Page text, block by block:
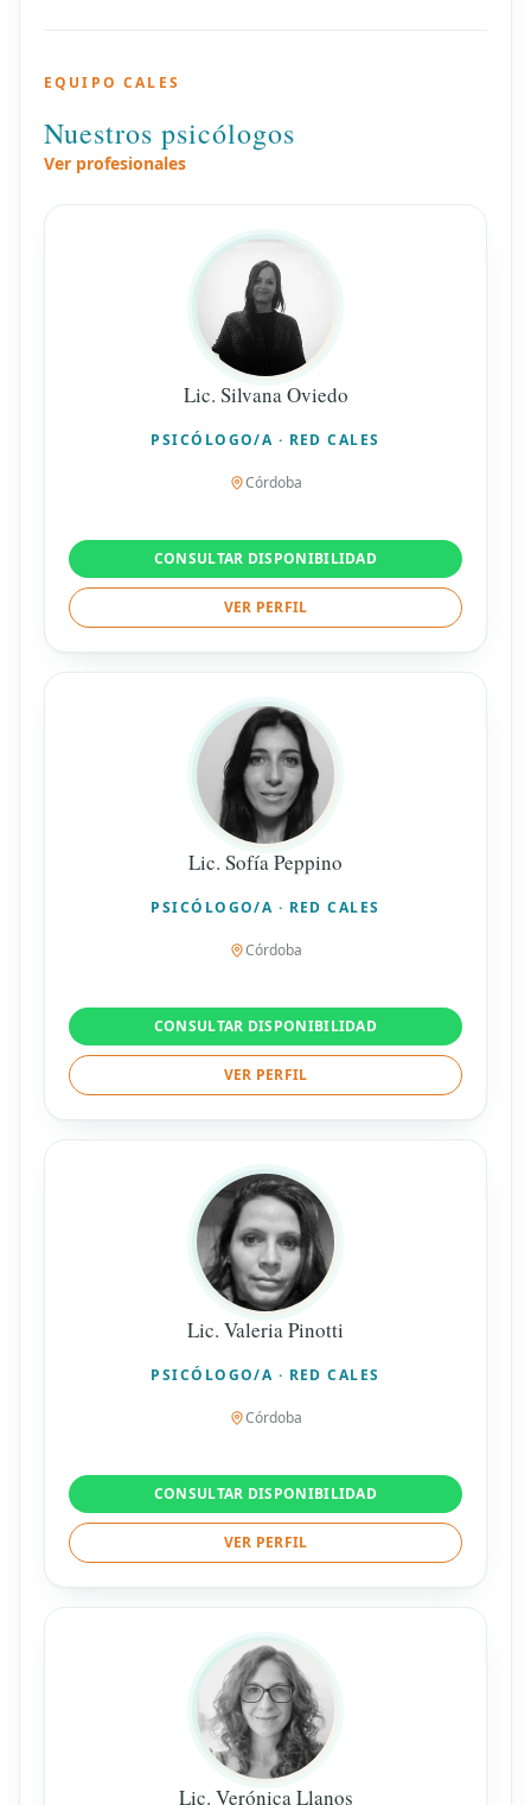
EQUIPO CALES
Nuestros psicólogos
Ver profesionales
Lic. Silvana Oviedo
PSICÓLOGO/A · RED CALES
Córdoba
CONSULTAR DISPONIBILIDAD
VER PERFIL
Lic. Sofía Peppino
PSICÓLOGO/A · RED CALES
Córdoba
CONSULTAR DISPONIBILIDAD
VER PERFIL
Lic. Valeria Pinotti
PSICÓLOGO/A · RED CALES
Córdoba
CONSULTAR DISPONIBILIDAD
VER PERFIL
Lic. Verónica Llanos